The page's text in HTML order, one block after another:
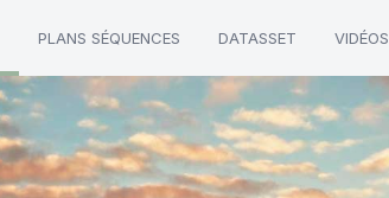
PLANS SÉQUENCES DATASSET VIDÉOS